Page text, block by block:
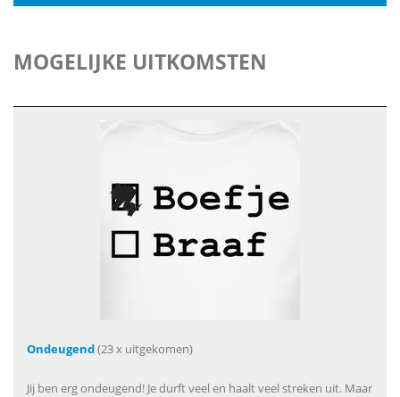
MOGELIJKE UITKOMSTEN
Ondeugend(23 x uitgekomen)
Jij ben erg ondeugend! Je durft veel en haalt veel streken uit. Maar